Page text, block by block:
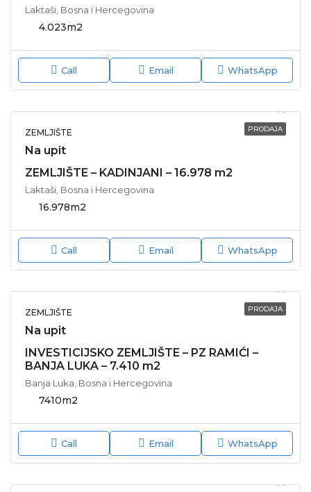
Laktaši, Bosna i Hercegovina
4.023m2
Call Email WhatsApp
PRODAJA
ZEMLJIŠTE
Na upit
ZEMLJIŠTE – KADINJANI – 16.978 m2
Laktaši, Bosna i Hercegovina
16.978m2
Call Email WhatsApp
PRODAJA
ZEMLJIŠTE
Na upit
INVESTICIJSKO ZEMLJIŠTE – PZ RAMIĆI –
BANJA LUKA – 7.410 m2
Banja Luka, Bosna i Hercegovina
7410m2
Call Email WhatsApp